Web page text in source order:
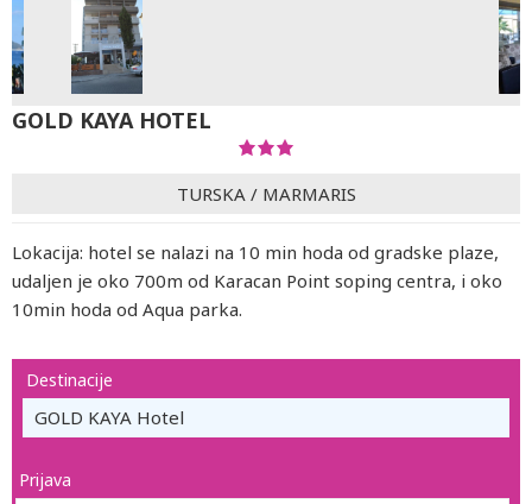
GOLD KAYA HOTEL
TURSKA / MARMARIS
Lokacija: hotel se nalazi na 10 min hoda od gradske plaze,
udaljen je oko 700m od Karacan Point soping centra, i oko
10min hoda od Aqua parka.
Destinacije
GOLD KAYA Hotel
Prijava